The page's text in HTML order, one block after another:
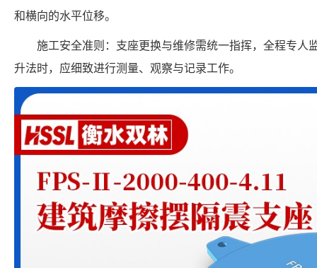
和横向的水平位移。
施工安全准则：支座更换与维修需统一指挥，全程专人
升法时，应细致进行测量、观察与记录工作。